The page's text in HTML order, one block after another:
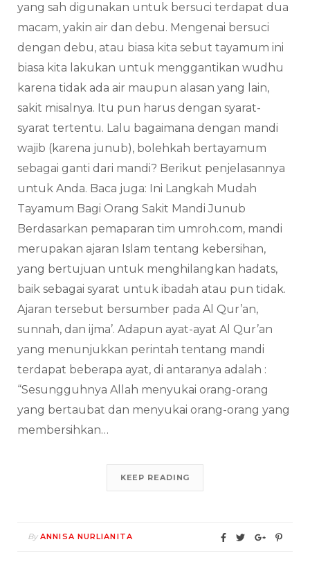
yang sah digunakan untuk bersuci terdapat dua
macam, yakin air dan debu. Mengenai bersuci
dengan debu, atau biasa kita sebut tayamum ini
biasa kita lakukan untuk menggantikan wudhu
karena tidak ada air maupun alasan yang lain,
sakit misalnya. Itu pun harus dengan syarat-
syarat tertentu. Lalu bagaimana dengan mandi
wajib (karena junub), bolehkah bertayamum
sebagai ganti dari mandi? Berikut penjelasannya
untuk Anda. Baca juga: Ini Langkah Mudah
Tayamum Bagi Orang Sakit Mandi Junub
Berdasarkan pemaparan tim umroh.com, mandi
merupakan ajaran Islam tentang kebersihan,
yang bertujuan untuk menghilangkan hadats,
baik sebagai syarat untuk ibadah atau pun tidak.
Ajaran tersebut bersumber pada Al Qur’an,
sunnah, dan ijma’. Adapun ayat-ayat Al Qur’an
yang menunjukkan perintah tentang mandi
terdapat beberapa ayat, di antaranya adalah :
“Sesungguhnya Allah menyukai orang-orang
yang bertaubat dan menyukai orang-orang yang
membersihkan…
KEEP READING
By ANNISA NURLIANITA